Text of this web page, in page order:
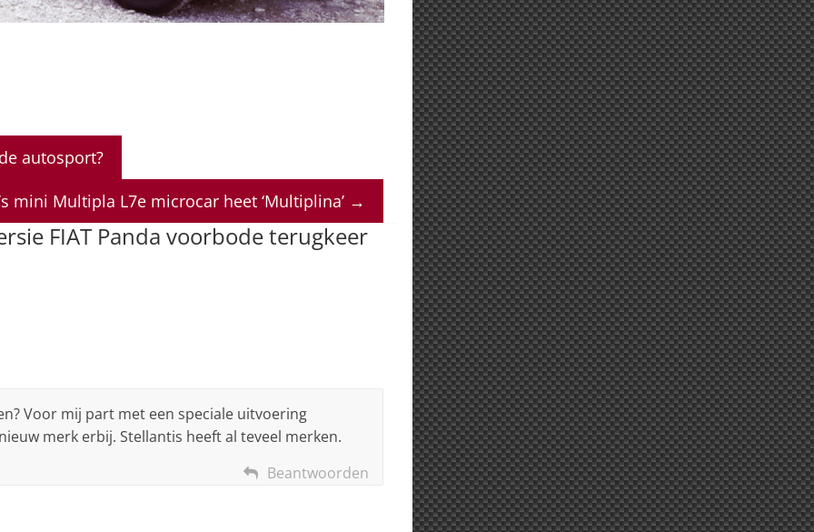
autosport?
mini Multipla L7e microcar heet ‘Multiplina’ →
FIAT Panda voorbode terugkeer
Voor mij part met een speciale uitvoering
merk erbij. Stellantis heeft al teveel merken.
Beantwoorden